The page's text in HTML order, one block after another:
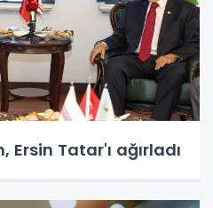
Ersin Tatar'ı ağırladı